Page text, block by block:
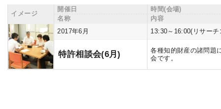
イメージ
開催日
時間(会場)
名称
内容
2017年6月
13:30～16:00(リサーチ
特許相談会(6月)
各種知的財産の諸問題
会です。